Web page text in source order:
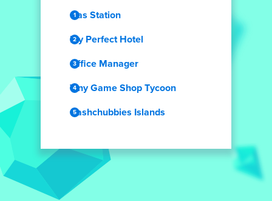
Gas Station
My Perfect Hotel
Office Manager
Tiny Game Shop Tycoon
Cashchubbies Islands